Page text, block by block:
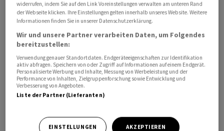
widerrufen, indem Sie auf den Link Voreinstellungen verwalten am unteren Rand
der Webseite klicken. Ihre Einstellungen gelten innerhalb unseres Website. Weitere
Informationen finden Sie in unserer Datenschutzerklärung.
Wir und unsere Partner verarbeiten Daten, um Folgendes
bereitzustellen:
Verwendung genauer Standortdaten. Endgeräteeigenschaften zur Identifikation
aktiv abfragen. Speichern von oder Zugriff auf Informationen auf einem Endgerät.
Personalisierte Werbung und Inhalte, Messung von Werbeleistung und der
Performance von Inhalten, Zielgruppenforschung sowie Entwicklung und
Verbesserung von Angeboten.
Liste der Partner (Lieferanten)
EINSTELLUNGEN AKZEPTIEREN